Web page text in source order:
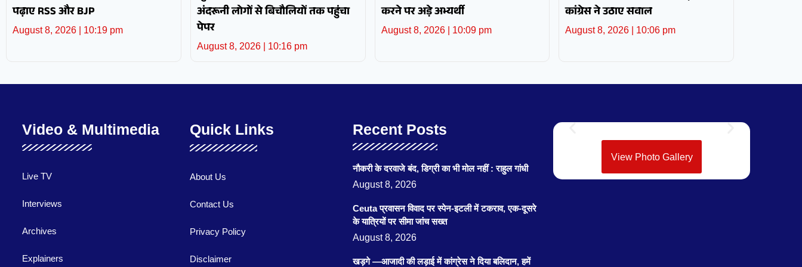
पढ़ाए RSS और BJP
August 8, 2026 10:19 pm
अंदरूनी लोगों से बिचौलियों तक पहुंचा
पेपर
August 8, 2026 10:16 pm
करने पर अड़े अभ्यर्थी
August 8, 2026 10:09 pm
कांग्रेस ने उठाए सवाल
August 8, 2026 10:06 pm
Video & Multimedia
Live TV
Interviews
Archives
Explainers
Quick Links
About Us
Contact Us
Privacy Policy
Disclaimer
Recent Posts
नौकरी के दरवाजे बंद, डिग्री का भी मोल नहीं : राहुल गांधी
August 8, 2026
Ceuta प्रवासन विवाद पर स्पेन-इटली में टकराव, एक-दूसरे
के यात्रियों पर सीमा जांच सख्त
August 8, 2026
खड़गे —आजादी की लड़ाई में कांग्रेस ने दिया बलिदान, हमें
View Photo Gallery